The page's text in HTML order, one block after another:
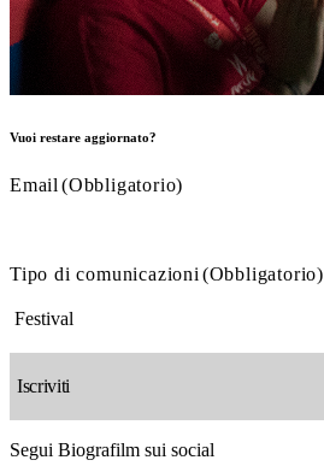
Vuoi restare aggiornato?
Email (Obbligatorio)
Tipo di comunicazioni (Obbligatorio)
Segui Biografilm sui social